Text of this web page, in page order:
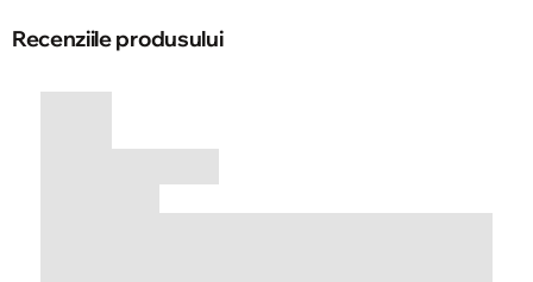
Recenziile produsului